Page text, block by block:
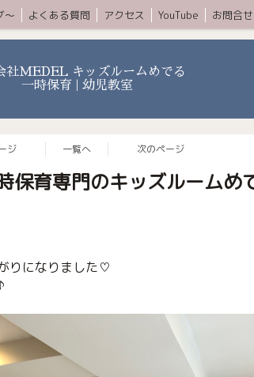
〜 よくある質問 アクセス YouTube お問合せ
社MEDEL キッズルームめでる
一時保育 | 幼児教室
ジ 一覧へ 次のページ
育専門のキッズルームめ
りになりました♡